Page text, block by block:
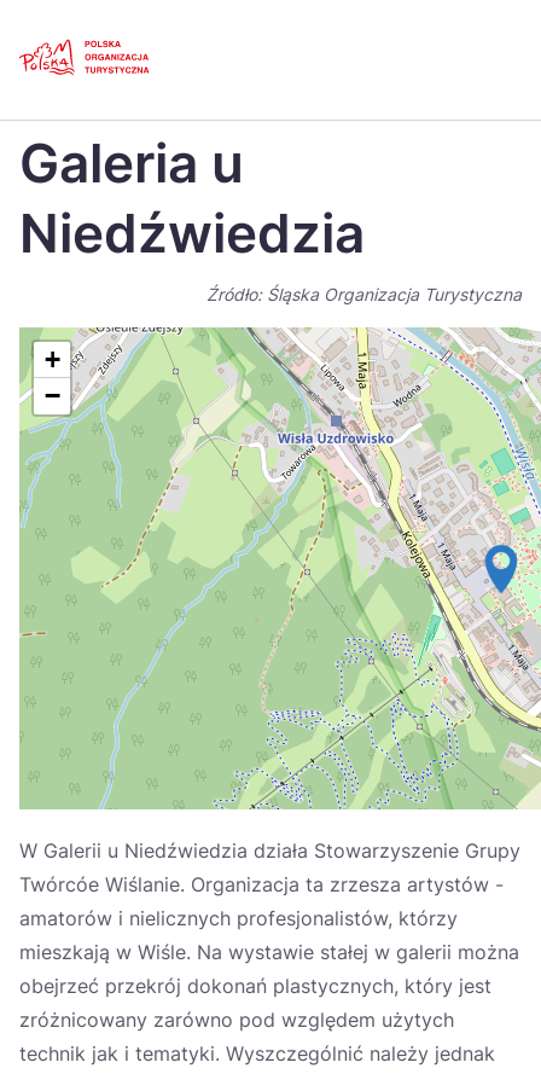
Polski
Dansk
Italiano
Nederlands 日本
Português
Suomi
Україна
Zamknij
Galeria u
Niedźwiedzia
Źródło: Śląska Organizacja Turystyczna
+
−
W Galerii u Niedźwiedzia działa Stowarzyszenie Grupy
Twórcóe Wiślanie. Organizacja ta zrzesza artystów -
amatorów i nielicznych profesjonalistów, którzy
mieszkają w Wiśle. Na wystawie stałej w galerii można
obejrzeć przekrój dokonań plastycznych, który jest
zróżnicowany zarówno pod względem użytych
technik jak i tematyki. Wyszczególnić należy jednak